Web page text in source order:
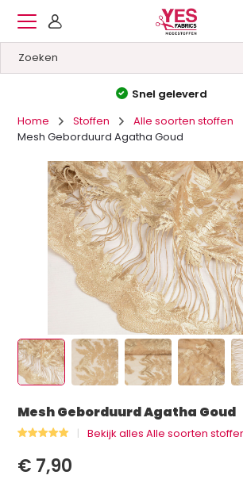
Hoge kwaliteit&Lage
Home
Stoffen
Alle soorten stoffen
Mesh Geborduurd Agatha Goud
Mesh Geborduurd Agatha Goud
Bekijk alles Alle soorten
€ 7,90